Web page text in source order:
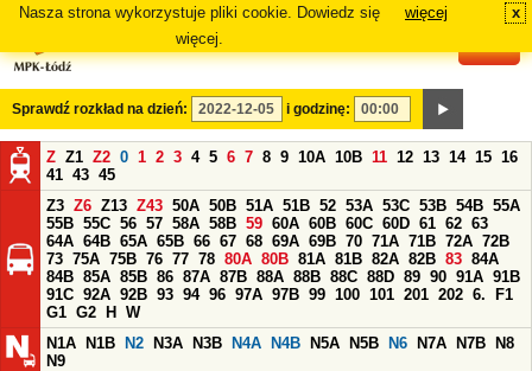
Nasza strona wykorzystuje pliki cookie. Dowiedz się
więcej.
więcej x
Sprawdź rozkład na dzień: i godzinę:
Z Z1 Z2 0 1 2 3 4 5 6 7 8 9 10A 10B 11 12 13 14 15 16
41 43 45
Z3 Z6 Z13 Z43 50A 50B 51A 51B 52 53A 53C 53B 54B 55A
55B 55C 56 57 58A 58B 59 60A 60B 60C 60D 61 62 63
64A 64B 65A 65B 66 67 68 69A 69B 70 71A 71B 72A 72B
73 75A 75B 76 77 78 80A 80B 81A 81B 82A 82B 83 84A
84B 85A 85B 86 87A 87B 88A 88B 88C 88D 89 90 91A 91B
91C 92A 92B 93 94 96 97A 97B 99 100 101 201 202 6.
F1
G1 G2 H
W
N1A
N1B N2 N3A N3B N4A N4B N5A N5B N6 N7A N7B
N8
N9